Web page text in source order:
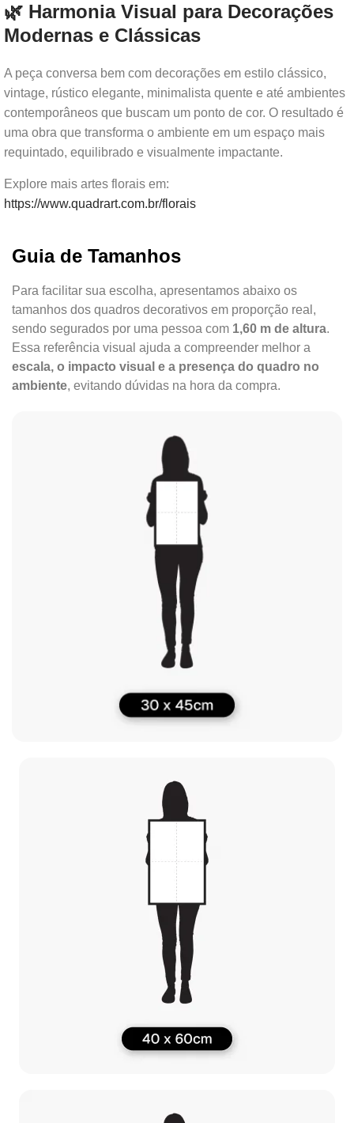
🌿 Harmonia Visual para Decorações
Modernas e Clássicas
A peça conversa bem com decorações em estilo clássico,
vintage, rústico elegante, minimalista quente e até ambientes
contemporâneos que buscam um ponto de cor. O resultado é
uma obra que transforma o ambiente em um espaço mais
requintado, equilibrado e visualmente impactante.
Explore mais artes florais em:
https://www.quadrart.com.br/florais
Guia de Tamanhos
Para facilitar sua escolha, apresentamos abaixo os
tamanhos dos quadros decorativos em proporção real,
sendo segurados por uma pessoa com 1,60 m de altura.
Essa referência visual ajuda a compreender melhor a
escala, o impacto visual e a presença do quadro no
ambiente, evitando dúvidas na hora da compra.